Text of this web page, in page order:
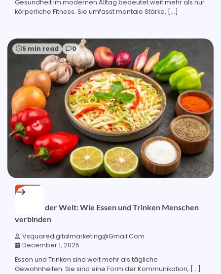
Gesundheit im modernen Alltag bedeutet weit mehr als nur
körperliche Fitness. Sie umfasst mentale Stärke, […]
5 min read 0
ESSEN
Aromen der Welt: Wie Essen und Trinken Menschen
verbinden
Vsquaredigitalmarketing@gmail.com
December 1, 2025
Essen und Trinken sind weit mehr als tägliche
Gewohnheiten. Sie sind eine Form der Kommunikation, […]